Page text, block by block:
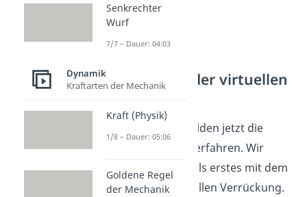
Das Prinzip der virtuellen
Die Parameter bilden jetzt die
Grundlage der Verfahren. Wir
beginnen dabei als erstes mit dem
Prinzip der virtuellen Verrückung.
Senkrechter
Wurf
7/7 – Dauer: 04:03
Dynamik
Kraftarten der Mechanik
Kraft (Physik)
1/8 – Dauer: 05:06
Goldene Regel
der Mechanik